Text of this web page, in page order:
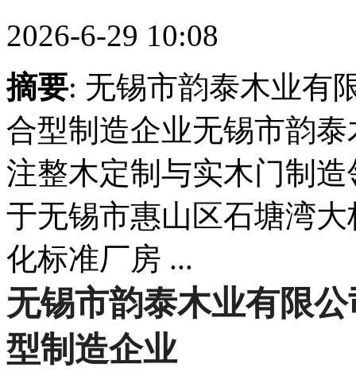
2026-6-29 10:08
摘要: 无锡市韵泰木业有
合型制造企业无锡市韵
注整木定制与实木门制
于无锡市惠山区石塘湾
化标准厂房 ...
无锡市韵泰木业有限
型制造企业